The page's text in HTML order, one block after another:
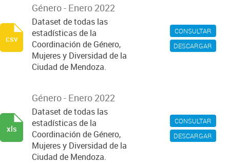
CONSULTAR
DESCARGAR
Género - Enero 2022
Dataset de todas las
estadísticas de la
Coordinación de Género,
Mujeres y Diversidad de la
Ciudad de Mendoza.
csv
CONSULTAR
DESCARGAR
Género - Enero 2022
Dataset de todas las
estadísticas de la
Coordinación de Género,
Mujeres y Diversidad de la
Ciudad de Mendoza.
xls